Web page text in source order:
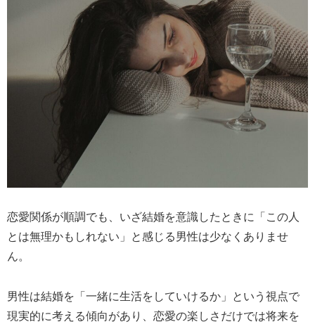
恋愛関係が順調でも、いざ結婚を意識したときに「この人
とは無理かもしれない」と感じる男性は少なくありませ
ん。
男性は結婚を「一緒に生活をしていけるか」という視点で
現実的に考える傾向があり、恋愛の楽しさだけでは将来を